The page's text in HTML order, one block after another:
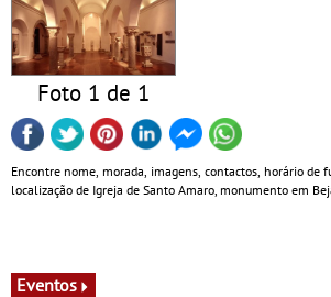
Foto 1 de 1
Encontre nome, morada, imagens, contactos, horário de
localização de Igreja de Santo Amaro, monumento em
Eventos